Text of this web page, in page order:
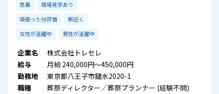
急募
現場見学あり
頑張った分評価
駅近く
女性が活躍中
男性が活躍中
企業名
株式会社トレセレ
給与
月給 240,000円～450,000円
勤務地
東京都八王子市鑓水2020-1
職種
葬祭ディレクター／葬祭プランナー (経験不問)